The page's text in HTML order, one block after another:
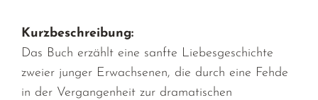
Kurzbeschreibung:
Das Buch erzählt eine sanfte Liebesgeschichte
zweier junger Erwachsenen, die durch eine Fehde
in der Vergangenheit zur dramatischen